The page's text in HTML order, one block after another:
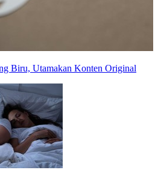
Biru, Utamakan Konten Original